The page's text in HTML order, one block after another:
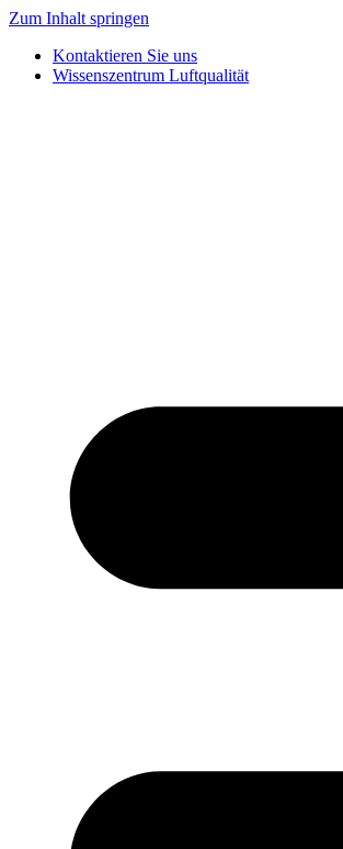
Zum Inhalt springen
Kontaktieren Sie uns
Wissenszentrum Luftqualität